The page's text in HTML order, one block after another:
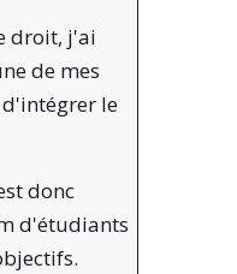
droit, j'ai
de mes
le
donc
d'étudiants